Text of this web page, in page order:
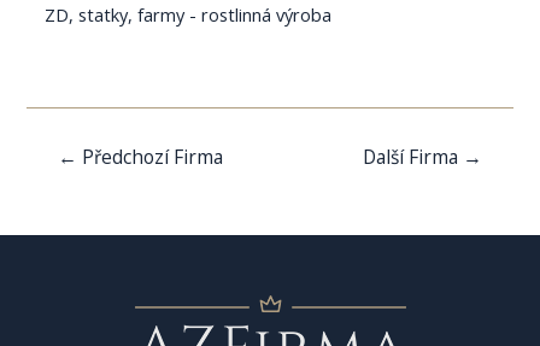
ZD, statky, farmy - rostlinná výroba
Navigace
← Předchozí Firma Další Firma →